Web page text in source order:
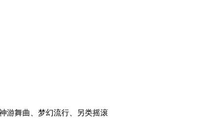
游舞曲、梦幻流行、另类摇滚